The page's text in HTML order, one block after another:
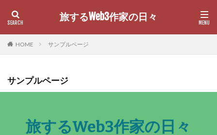
旅するWeb3作家の日々
HOME サンプルページ
サンプルページ